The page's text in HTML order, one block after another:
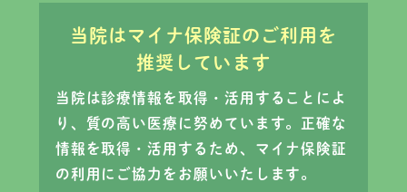
当院はマイナ保険証のご利用を
推奨しています
当院は診療情報を取得・活用することによ
り、質の高い医療に努めています。 正確な
情報を取得・活用するため、マイナ保険証
の利用にご協力をお願いいたします。